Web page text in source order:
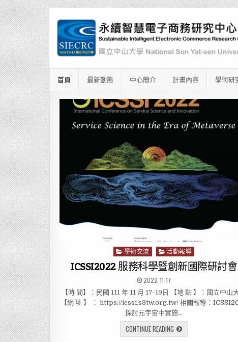
首頁 最新動態 中心簡介 計畫內容 學術研
P
o
s
e
d
學術交流 活動報導
ICSSI2022 服務科學暨創新國際研討會
2022-11-17
【時 間】：民國 111 年 11 月 17-19日 【地 點 】：國立中山
【網 址 】 ： https://icssi.s3tw.org.tw/ 相關報導：
探討元宇宙中實施…
CONTINUE READING